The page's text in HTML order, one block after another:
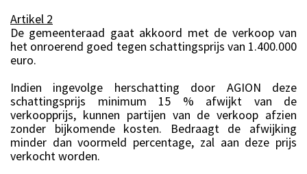
Artikel 2
De gemeenteraad gaat akkoord met de verkoop van
het onroerend goed tegen schattingsprijs van 1.400.000
euro.
Indien ingevolge herschatting door AGION deze
schattingsprijs minimum 15 % afwijkt van de
verkoopprijs, kunnen partijen van de verkoop afzien
zonder bijkomende kosten. Bedraagt de afwijking
minder dan voormeld percentage, zal aan deze prijs
verkocht worden.